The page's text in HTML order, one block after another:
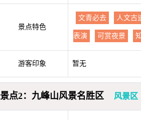
景点特色
文青必去 人文古
表演 可赏夜景
游客印象 暂无
景点2：九峰山风景名胜区 风景区